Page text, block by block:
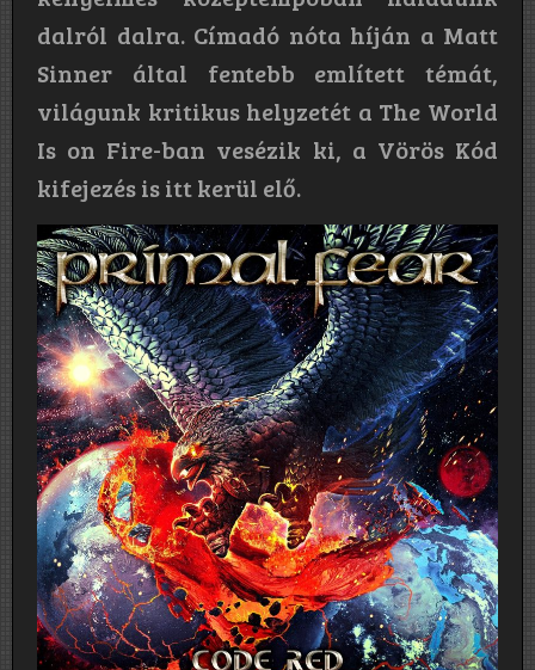
dalról dalra. Címadó nóta híján a Matt
Sinner által fentebb említett témát,
világunk kritikus helyzetét a The World
Is on Fire-ban vesézik ki, a Vörös Kód
kifejezés is itt kerül elő.